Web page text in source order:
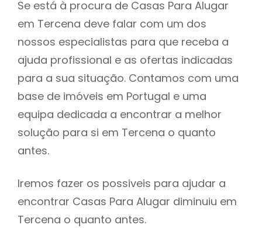
Se está à procura de Casas Para Alugar
em Tercena deve falar com um dos
nossos especialistas para que receba a
ajuda profissional e as ofertas indicadas
para a sua situação. Contamos com uma
base de imóveis em Portugal e uma
equipa dedicada a encontrar a melhor
solução para si em Tercena o quanto
antes.
Iremos fazer os possiveis para ajudar a
encontrar Casas Para Alugar diminuiu em
Tercena o quanto antes.